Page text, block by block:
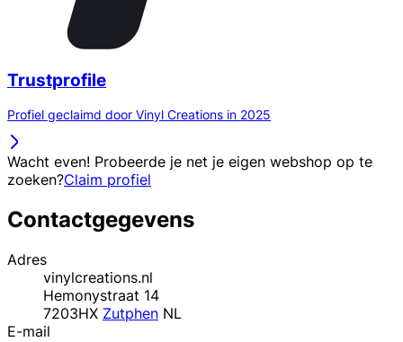
Trustprofile
Profiel geclaimd door Vinyl Creations in 2025
Wacht even! Probeerde je net je eigen webshop op te
zoeken?Claim profiel
Contactgegevens
Adres
vinylcreations.nl
Hemonystraat 14
7203HX Zutphen NL
E-mail